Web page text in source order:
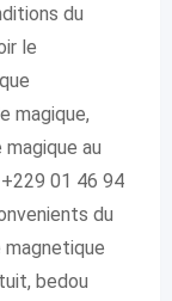
du
le
magique,
au
01 46 94
du
bedou